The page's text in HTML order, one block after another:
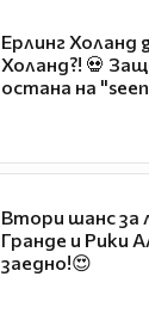
Ерлинг Холанд
Холанд?! 💀
остана на
Втори шанс за
Гранде и Рики
заедно!😍